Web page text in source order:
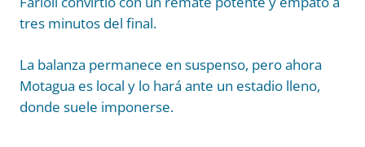
tres minutos del final.
La balanza permanece en suspenso, pero ahora
Motagua es local y lo hará ante un estadio lleno,
donde suele imponerse.